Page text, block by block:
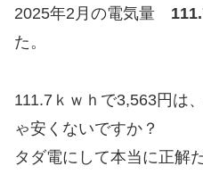
2025年2月の電気量
た。
111.7ｋｗｈで3,563円は
ゃ安くないですか？
タダ電にして本当に正解